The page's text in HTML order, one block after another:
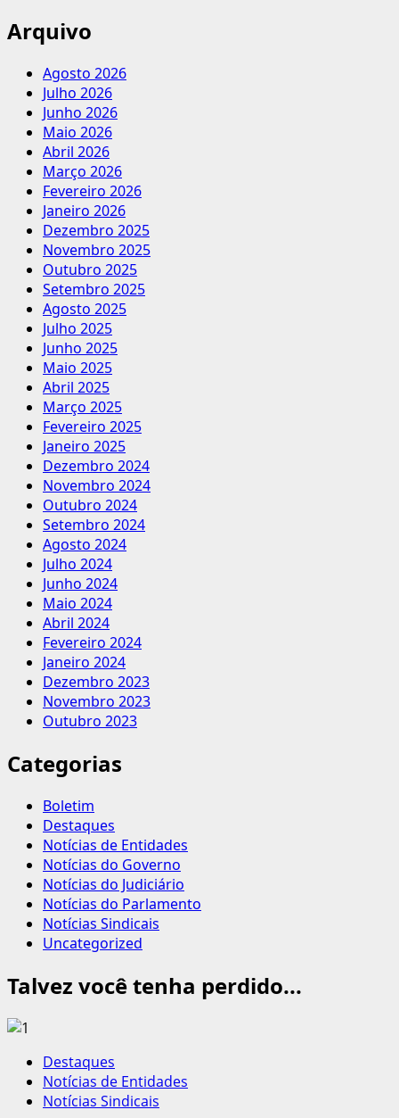
Arquivo
Agosto 2026
Julho 2026
Junho 2026
Maio 2026
Abril 2026
Março 2026
Fevereiro 2026
Janeiro 2026
Dezembro 2025
Novembro 2025
Outubro 2025
Setembro 2025
Agosto 2025
Julho 2025
Junho 2025
Maio 2025
Abril 2025
Março 2025
Fevereiro 2025
Janeiro 2025
Dezembro 2024
Novembro 2024
Outubro 2024
Setembro 2024
Agosto 2024
Julho 2024
Junho 2024
Maio 2024
Abril 2024
Fevereiro 2024
Janeiro 2024
Dezembro 2023
Novembro 2023
Outubro 2023
Categorias
Boletim
Destaques
Notícias de Entidades
Notícias do Governo
Notícias do Judiciário
Notícias do Parlamento
Notícias Sindicais
Uncategorized
Talvez você tenha perdido...
Destaques
Notícias de Entidades
Notícias Sindicais